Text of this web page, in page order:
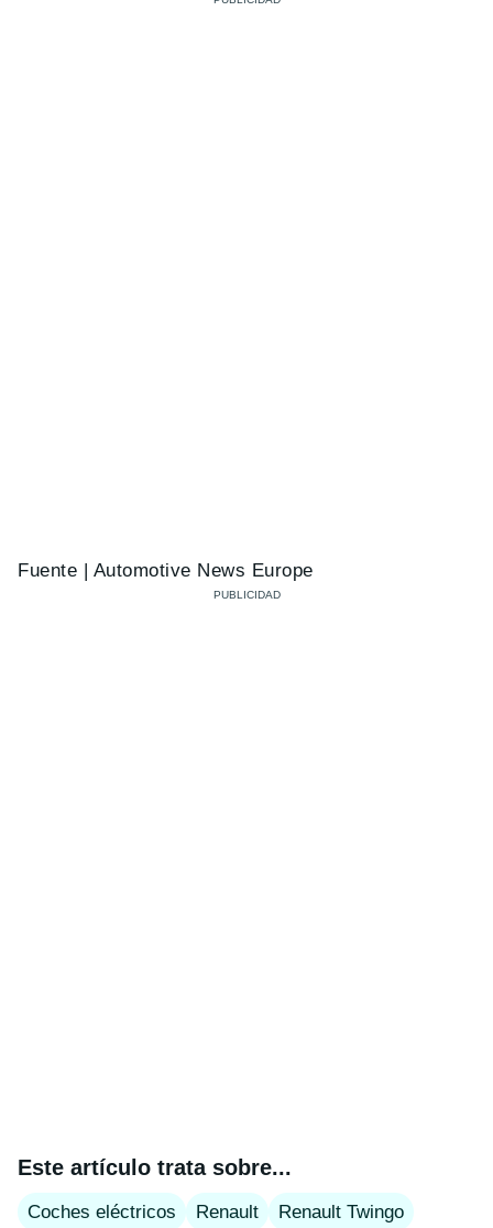
Fuente | Automotive News Europe
Este artículo trata sobre...
Coches eléctricos Renault
Renault Twingo